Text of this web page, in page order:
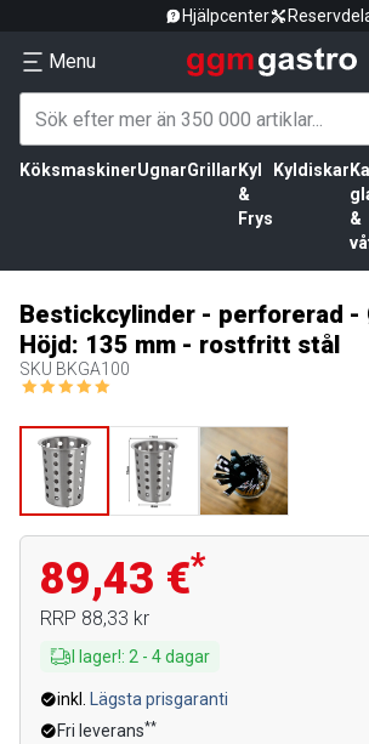
Hjälpcenter
Menu
KöksmaskinerUgnarGrillar Kyl
&
Frys
Kyldiskar
&
Bestickcylinder - perforerad -
Höjd: 135 mm - rostfritt stål
SKU BKGA100
89,43 €*
RRP 88,33 kr
I lager!: 2 - 4dagar
inkl.
Lägsta prisgaranti
Fri leverans**